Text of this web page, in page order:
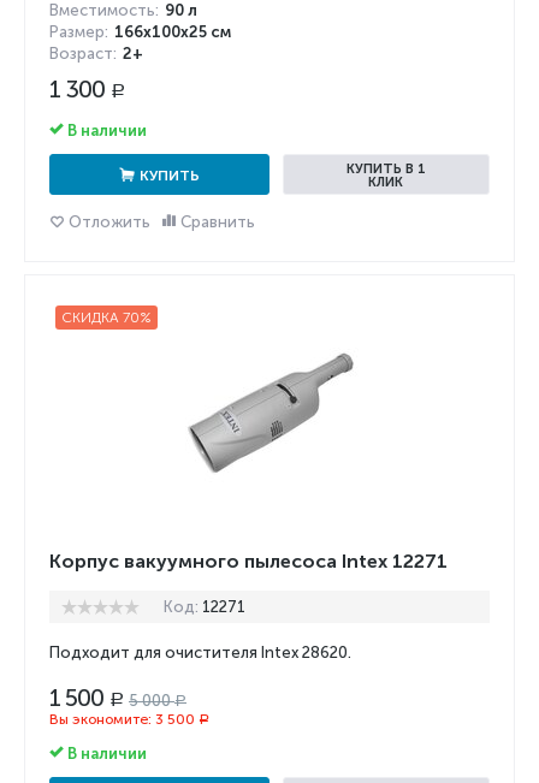
Вместимость: 90 л
Размер: 166х100х25 см
Возраст: 2+
1 300 Р
В наличии
КУПИТЬ
КУПИТЬ В 1
КЛИК
Отложить Сравнить
СКИДКА 70%
Корпус вакуумного пылесоса Intex 12271
Код: 12271
Подходит для очистителя Intex 28620.
1 500 Р 5 000 Р
Вы экономите: 3 500 Р
В наличии